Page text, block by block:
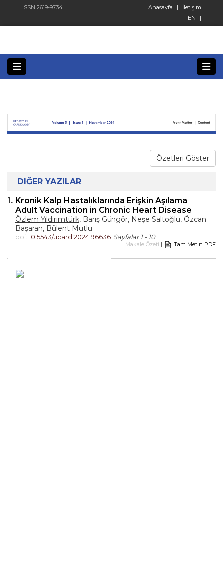
ISSN 2619-9734 İletişim
Anasayfa
|
EN
|
Özetleri Göster
DIĞER YAZILAR
1. Kronik Kalp Hastalıklarında Erişkin Aşılama
Adult Vaccination in Chronic Heart Disease
Özlem Yıldırımtürk, Barış Güngör, Neşe Saltoğlu, Özcan
Başaran, Bülent Mutlu
doi:10.5543/ucard.2024.96636 Sayfalar 1 - 10
Makale Özeti | Tam Metin PDF